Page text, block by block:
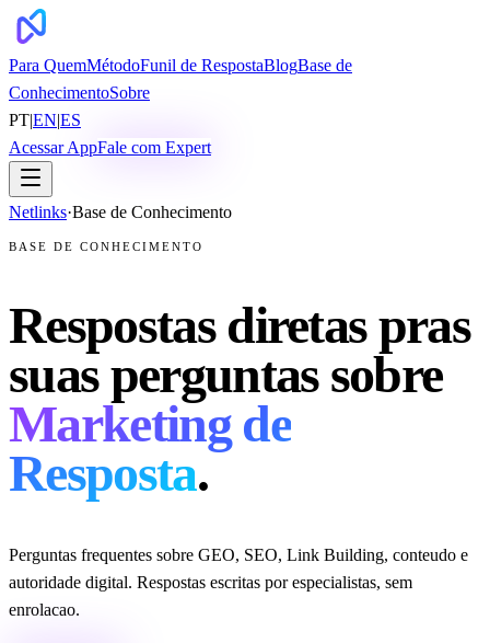
Para QuemMétodoFunil de RespostaBlogBase de
ConhecimentoSobre
PT|EN|ES
Acessar AppFale com Expert
Netlinks·Base de Conhecimento
BASE DE CONHECIMENTO
Respostas diretas pras
suas perguntas sobre
Marketing de
Resposta.
Perguntas frequentes sobre GEO, SEO, Link Building, conteudo e
autoridade digital. Respostas escritas por especialistas, sem
enrolacao.